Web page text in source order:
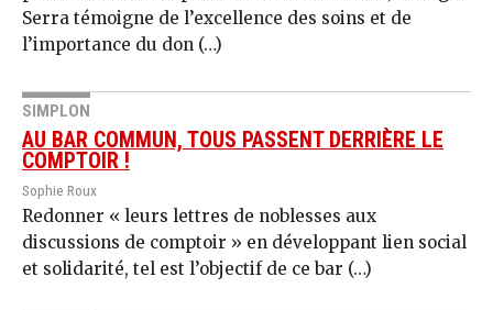
Serra témoigne de l’excellence des soins et de
l’importance du don (…)
SIMPLON
AU BAR COMMUN, TOUS PASSENT DERRIÈRE LE
COMPTOIR !
Sophie Roux
Redonner « leurs lettres de noblesses aux
discussions de comptoir » en développant lien social
et solidarité, tel est l’objectif de ce bar (…)